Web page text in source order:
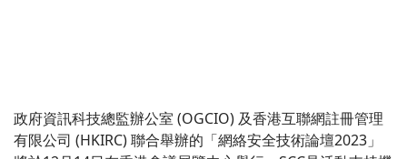
政府資訊科技總監辦公室 (OGCIO) 及香港互聯網註冊管理
有限公司 (HKIRC) 聯合舉辦的「網絡安全技術論壇2023」